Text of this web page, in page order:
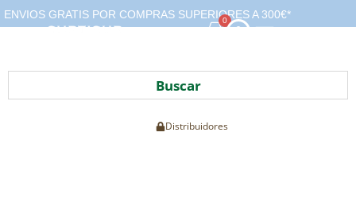
ENVIOS GRATIS POR COMPRAS SUPERIORES A 300€*
0
Distribuidores